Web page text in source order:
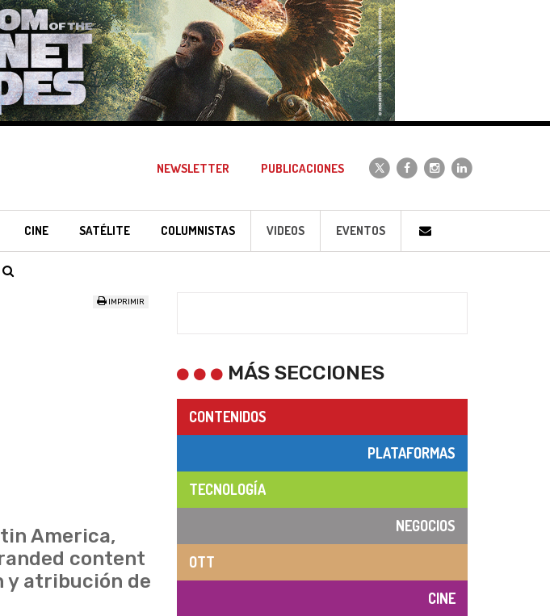
NEWSLETTER PUBLICACIONES
CINE SATÉLITE COLUMNISTAS VIDEOS EVENTOS
IMPRIMIR
America,
content
y atribución de
MÁS SECCIONES
CONTENIDOS
PLATAFORMAS
TECNOLOGÍA
NEGOCIOS
OTT
CINE